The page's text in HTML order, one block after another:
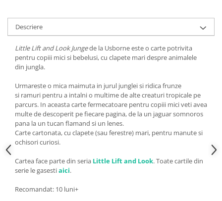
Descriere
Little Lift and Look Jungede la Usborne este o carte potrivita
pentru copiii mici si bebelusi, cu clapete mari despre animalele
din jungla.
Urmareste o mica maimuta in jurul junglei si ridica frunze
si ramuri pentru a intalni o multime de alte creaturi tropicale pe
parcurs. In aceasta carte fermecatoare pentru copiii mici veti avea
multe de descoperit pe fiecare pagina, de la un jaguar somnoros
pana la un tucan flamand si un lenes.
Carte cartonata, cu clapete (sau ferestre) mari, pentru manute si
ochisori curiosi.
Cartea face parte din seria Little Lift and Look. Toate cartile din
serie le gasestiaici.
Recomandat: 10 luni+